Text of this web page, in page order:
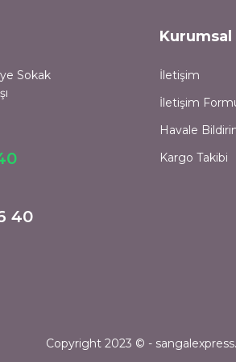
Sokak
40
Kurumsal
İletişim
İletişim
Havale
Kargo Takibi
Copyright 2023 © -